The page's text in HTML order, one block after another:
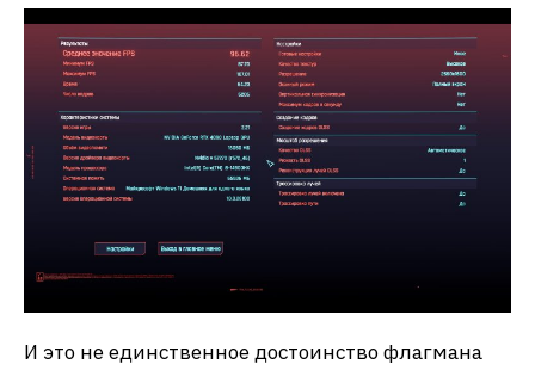
И это не единственное достоинство флагмана